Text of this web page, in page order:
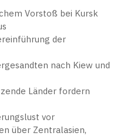
Vorstoß bei Kursk
der
nach Kiew und
Länder fordern
vor
über Zentralasien,